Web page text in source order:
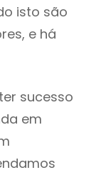
isto são
e há
sucesso
em